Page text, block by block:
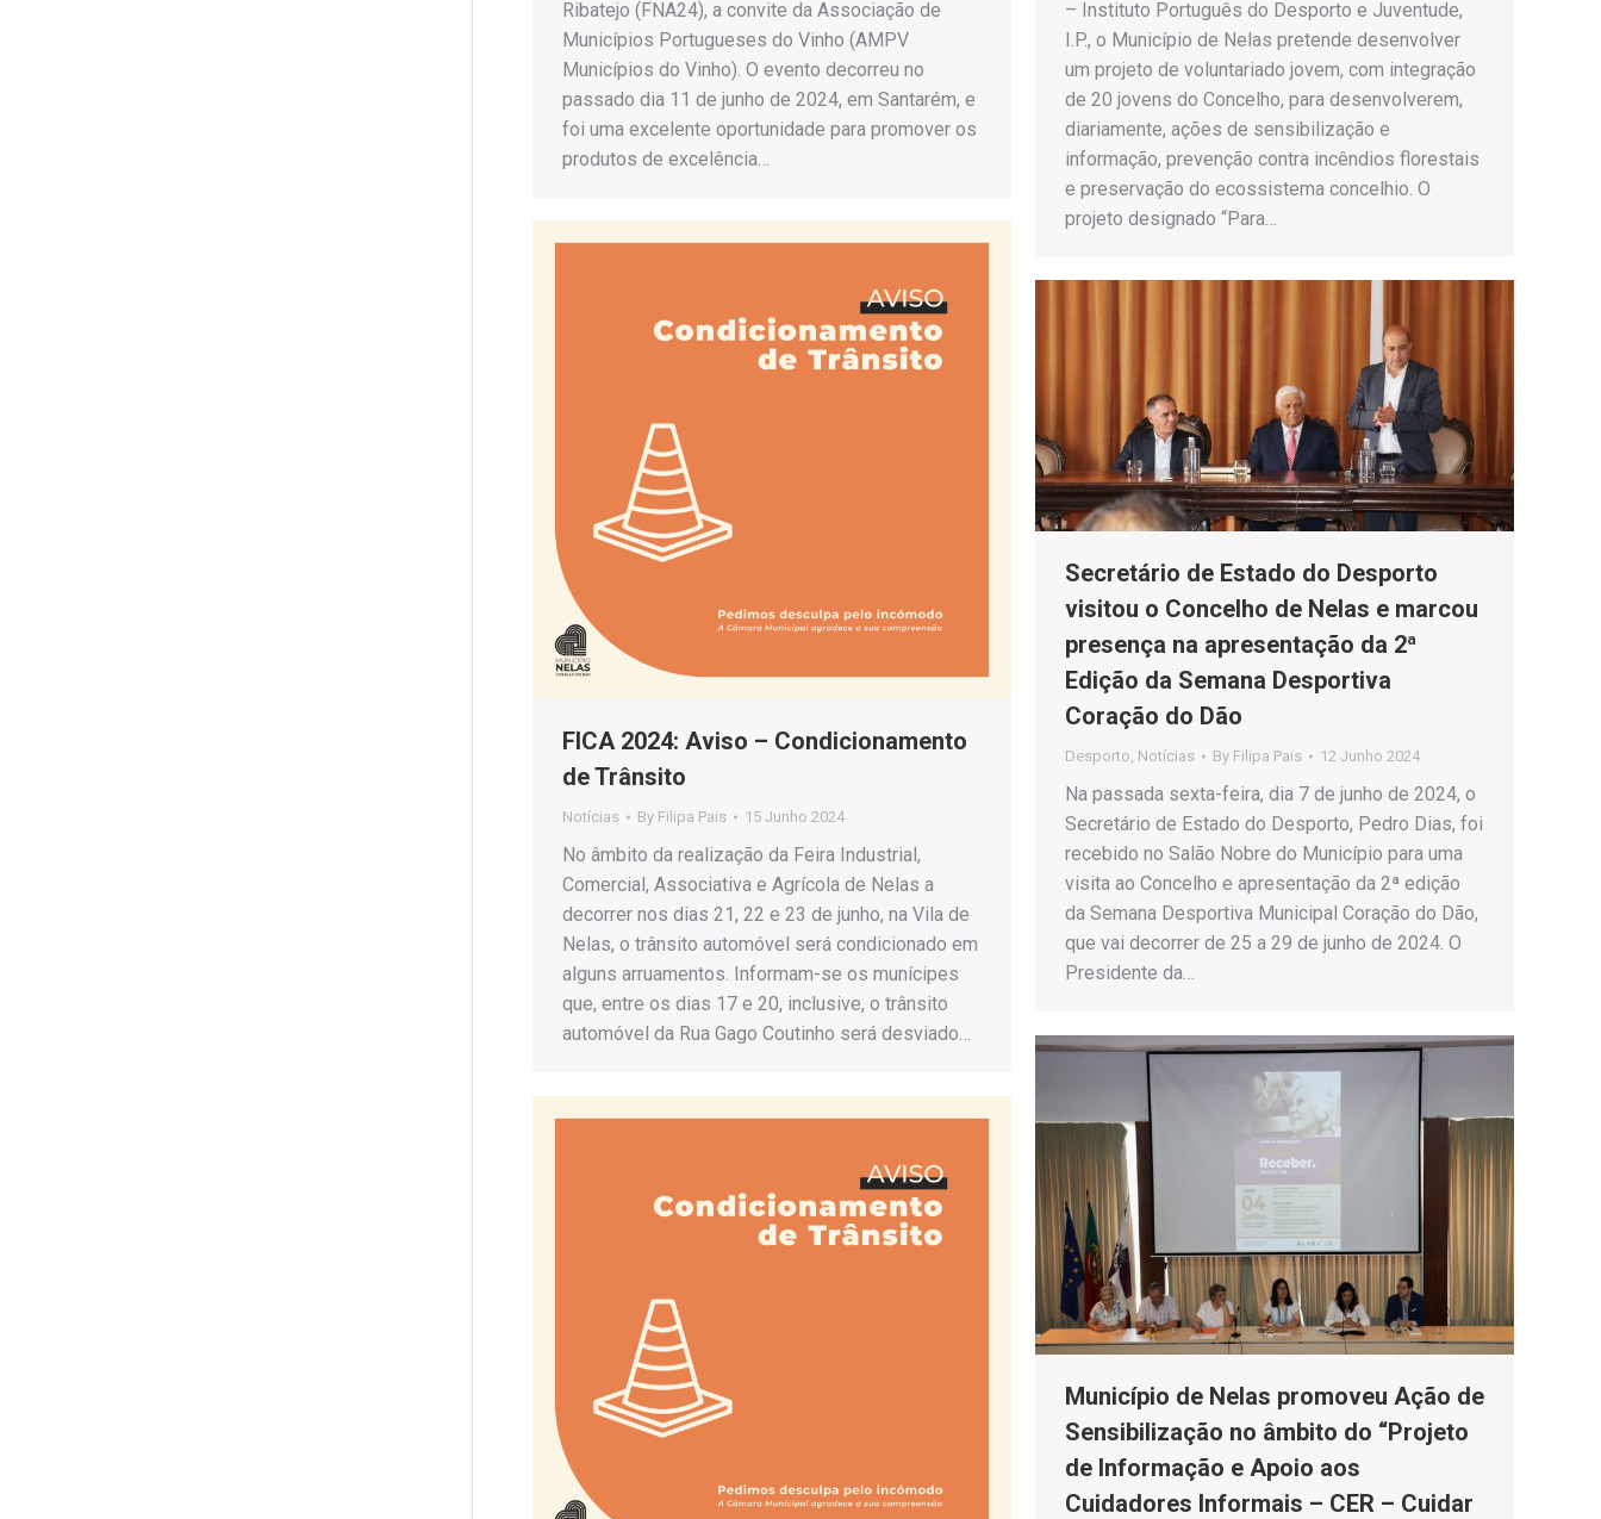
Ribatejo (FNA24), a convite da Associação de
Municípios Portugueses do Vinho (AMPV
Municípios do Vinho). O evento decorreu no
passado dia 11 de junho de 2024, em Santarém, e
foi uma excelente oportunidade para promover os
produtos de excelência…
– Instituto Português do Desporto e Juventude,
I.P., o Município de Nelas pretende desenvolver
um projeto de voluntariado jovem, com integração
de 20 jovens do Concelho, para desenvolverem,
diariamente, ações de sensibilização e
informação, prevenção contra incêndios florestais
e preservação do ecossistema concelhio. O
projeto designado “Para…
FICA 2024: Aviso – Condicionamento
de Trânsito
Notícias By Filipa Pais 15 Junho 2024
No âmbito da realização da Feira Industrial,
Comercial, Associativa e Agrícola de Nelas a
decorrer nos dias 21, 22 e 23 de junho, na Vila de
Nelas, o trânsito automóvel será condicionado em
alguns arruamentos. Informam-se os munícipes
que, entre os dias 17 e 20, inclusive, o trânsito
automóvel da Rua Gago Coutinho será desviado…
Secretário de Estado do Desporto
visitou o Concelho de Nelas e marcou
presença na apresentação da 2ª
Edição da Semana Desportiva
Coração do Dão
Desporto Notícias By Filipa Pais 12 Junho 2024
Na passada sexta-feira, dia 7 de junho de 2024, o
Secretário de Estado do Desporto, Pedro Dias, foi
recebido no Salão Nobre do Município para uma
visita ao Concelho e apresentação da 2ª edição
da Semana Desportiva Municipal Coração do Dão,
que vai decorrer de 25 a 29 de junho de 2024. O
Presidente da…
Município de Nelas promoveu Ação de
Sensibilização no âmbito do “Projeto
de Informação e Apoio aos
Cuidadores Informais – CER – Cuidar